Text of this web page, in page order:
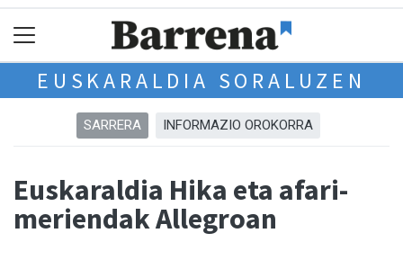
EUSKARALDIA SORALUZEN
SARRERA INFORMAZIO OROKORRA
Euskaraldia Hika eta afari-
meriendak Allegroan